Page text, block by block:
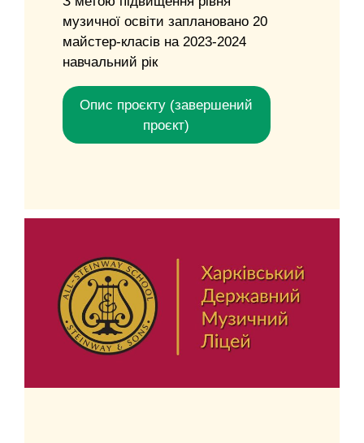
музичної освіти заплановано 20
майстер-класів на 2023-2024
навчальний рік
Опис проєкту (завершений
проєкт)